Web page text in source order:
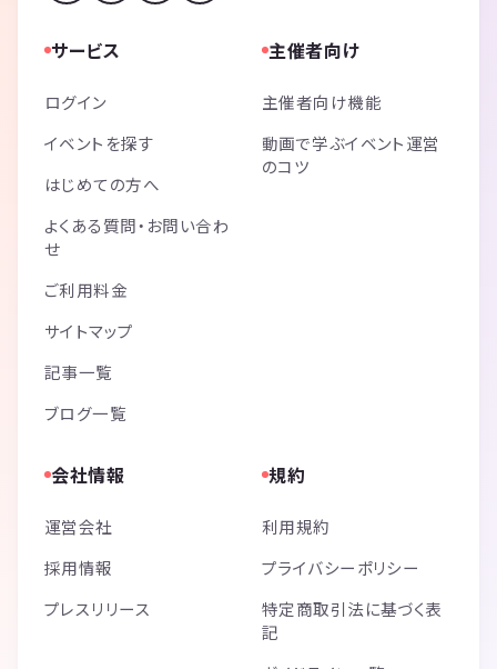
サービス
ログイン
イベントを探す
はじめての方へ
よくある質問・お問い合わ
せ
ご利用料金
サイトマップ
記事一覧
ブログ一覧
主催者向け
主催者向け機能
動画で学ぶイベント運営
のコツ
会社情報
運営会社
採用情報
プレスリリース
規約
利用規約
プライバシーポリシー
特定商取引法に基づく表
記